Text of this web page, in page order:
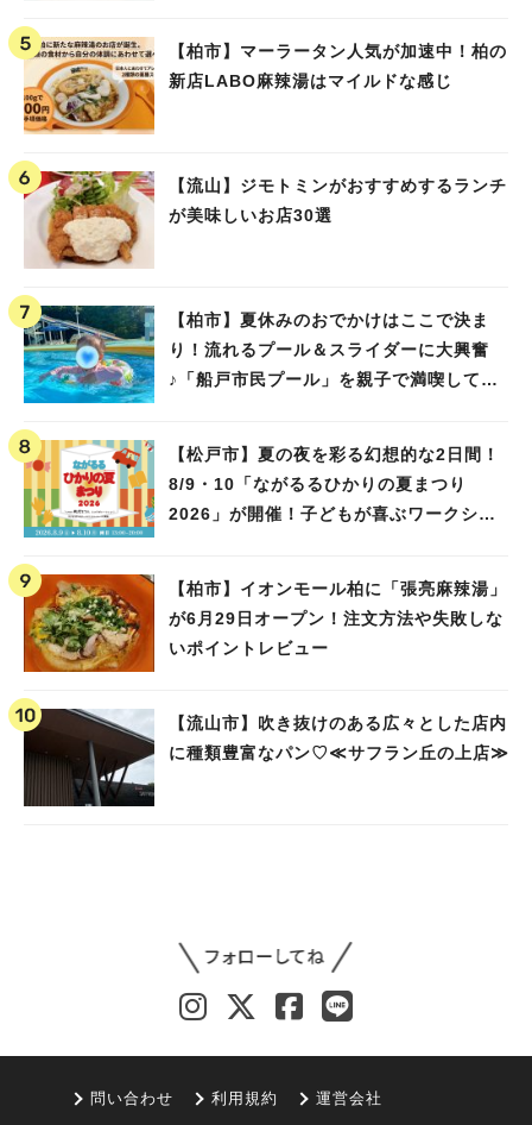
【柏市】マーラータン人気が加速中！柏の
新店LABO麻辣湯はマイルドな感じ
【流山】ジモトミンがおすすめするランチ
が美味しいお店30選
【柏市】夏休みのおでかけはここで決ま
り！流れるプール＆スライダーに大興奮
♪「船戸市民プール」を親子で満喫してき
【松戸市】夏の夜を彩る幻想的な2日間！
8/9・10「ながるるひかりの夏まつり
2026」が開催！子どもが喜ぶワークショ
【柏市】イオンモール柏に「張亮麻辣湯」
が6月29日オープン！注文方法や失敗しな
いポイントレビュー
【流山市】吹き抜けのある広々とした店内
に種類豊富なパン♡≪サフラン丘の上店≫
問い合わせ 利用規約 運営会社